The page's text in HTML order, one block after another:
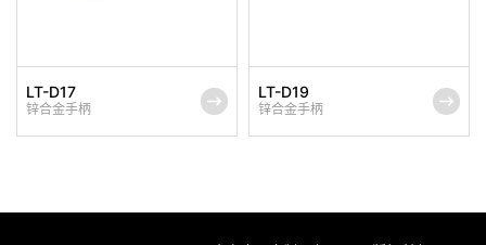
LT-D17
锌合金手柄
LT-D19
锌合金手柄